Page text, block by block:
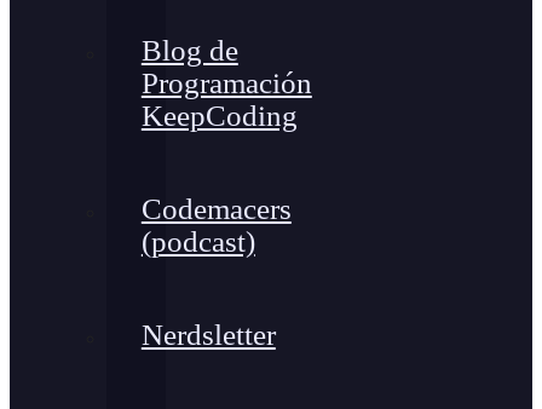
Blog de
Programación
KeepCoding
Codemacers
(podcast)
Nerdsletter